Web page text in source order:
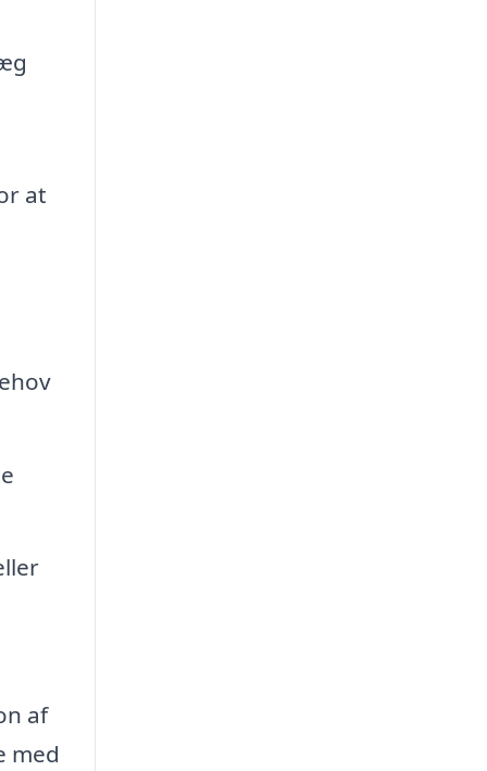
at
af
med